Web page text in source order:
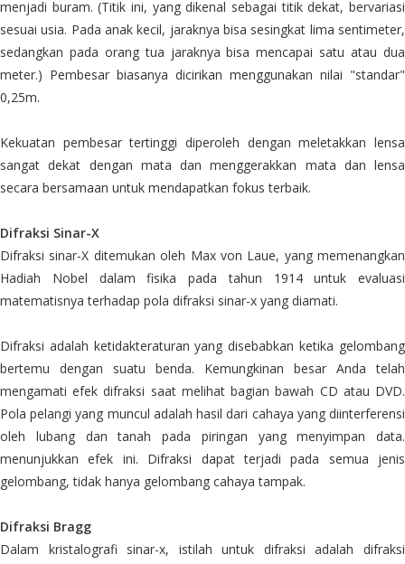
menjadi buram. (Titik ini, yang dikenal sebagai titik dekat, bervariasi
sesuai usia. Pada anak kecil, jaraknya bisa sesingkat lima sentimeter,
sedangkan pada orang tua jaraknya bisa mencapai satu atau dua
meter.) Pembesar biasanya dicirikan menggunakan nilai "standar"
0,25m.
Kekuatan pembesar tertinggi diperoleh dengan meletakkan lensa
sangat dekat dengan mata dan menggerakkan mata dan lensa
secara bersamaan untuk mendapatkan fokus terbaik.
Difraksi Sinar-X
Difraksi sinar-X ditemukan oleh Max von Laue, yang memenangkan
Hadiah Nobel dalam fisika pada tahun 1914 untuk evaluasi
matematisnya terhadap pola difraksi sinar-x yang diamati.
Difraksi adalah ketidakteraturan yang disebabkan ketika gelombang
bertemu dengan suatu benda. Kemungkinan besar Anda telah
mengamati efek difraksi saat melihat bagian bawah CD atau DVD.
Pola pelangi yang muncul adalah hasil dari cahaya yang diinterferensi
oleh lubang dan tanah pada piringan yang menyimpan data.
menunjukkan efek ini. Difraksi dapat terjadi pada semua jenis
gelombang, tidak hanya gelombang cahaya tampak.
Difraksi Bragg
Dalam kristalografi sinar-x, istilah untuk difraksi adalah difraksi